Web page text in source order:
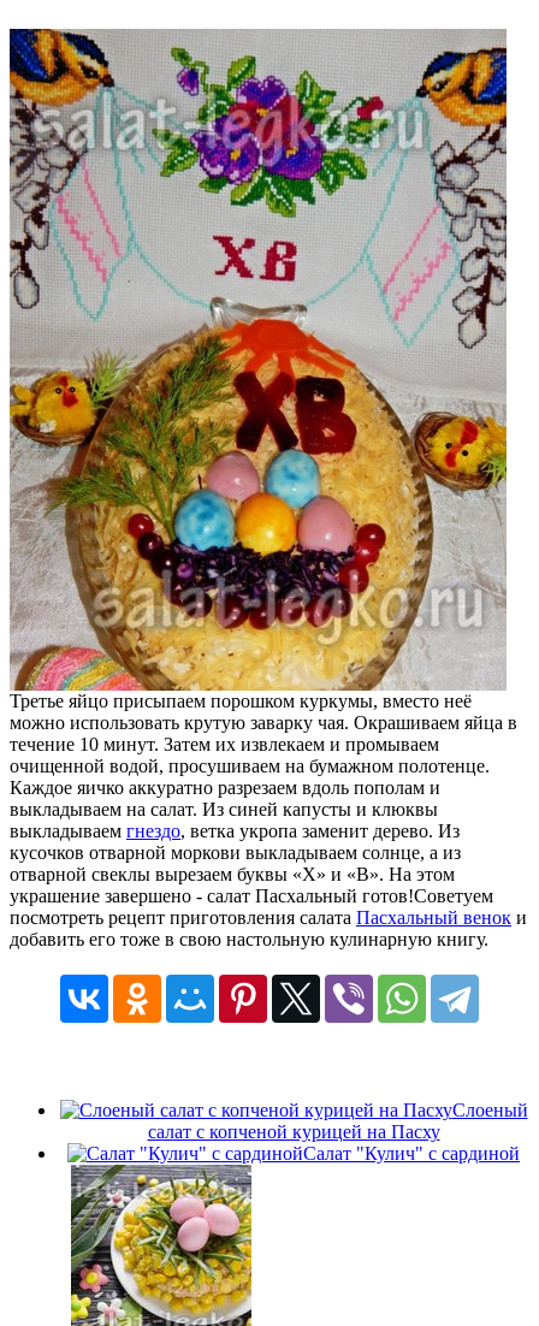
Третье яйцо присыпаем порошком куркумы, вместо неё
можно использовать крутую заварку чая. Окрашиваем яйца в
течение 10 минут. Затем их извлекаем и промываем
очищенной водой, просушиваем на бумажном полотенце.
Каждое яичко аккуратно разрезаем вдоль пополам и
выкладываем на салат. Из синей капусты и клюквы
выкладываем гнездо, ветка укропа заменит дерево. Из
кусочков отварной моркови выкладываем солнце, а из
отварной свеклы вырезаем буквы «Х» и «В». На этом
украшение завершено - салат Пасхальный готов!Советуем
посмотреть рецепт приготовления салата Пасхальный венок и
добавить его тоже в свою настольную кулинарную книгу.
Слоеный
салат с копченой курицей на Пасху
Салат "Кулич" с сардиной